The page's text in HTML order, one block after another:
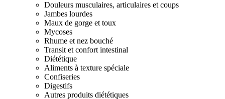
Douleurs musculaires, articulaires et coups
Jambes lourdes
Maux de gorge et toux
Mycoses
Rhume et nez bouché
Transit et confort intestinal
Diététique
Aliments à texture spéciale
Confiseries
Digestifs
Autres produits diététiques